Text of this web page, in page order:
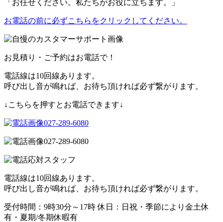
「お任せください。私たちがお役に立ちます。」
お電話の前に必ずこちらをクリックしてください。
お見積り・ご予約はお電話で！
電話線は10回線あります。
呼び出し音が鳴れば、お待ち頂ければ必ず繋がります。
↓こちらを押すとお電話できます↓
027-289-6080
027-289-6080
電話線は10回線あります。
呼び出し音が鳴れば、お待ち頂ければ必ず繋がります。
受付時間：9時30分～17時 休日：日祝・季節により金土休
有・夏期/冬期休暇有